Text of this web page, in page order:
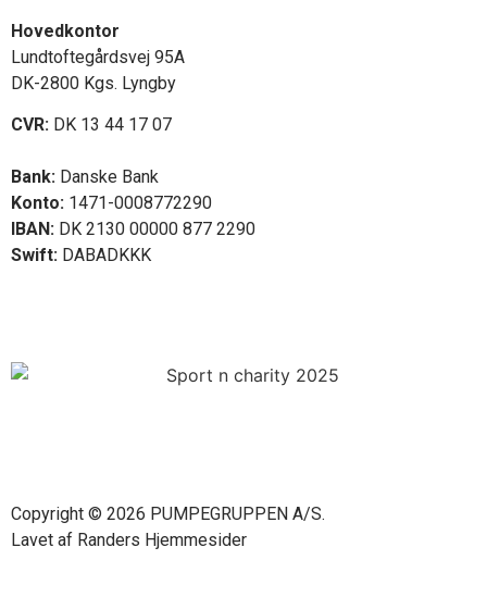
Hovedkontor
Lundtoftegårdsvej 95A
DK-2800 Kgs. Lyngby
CVR: DK 13 44 17 07
Bank: Danske Bank
Konto: 1471-0008772290
IBAN: DK 2130 00000 877 2290
Swift: DABADKKK
Copyright © 2026 PUMPEGRUPPEN A/S.
Lavet af Randers Hjemmesider